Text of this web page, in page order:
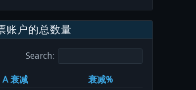
账户的总数量
Search:
A 衰减 衰减%